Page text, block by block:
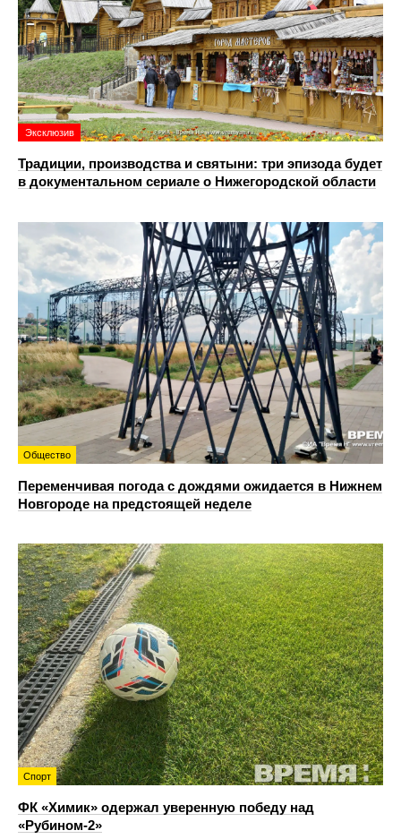
Эксклюзив
Традиции, производства и святыни: три эпизода будет
в документальном сериале о Нижегородской области
Общество
Переменчивая погода с дождями ожидается в Нижнем
Новгороде на предстоящей неделе
Спорт
ФК «Химик» одержал уверенную победу над
«Рубином‑2»